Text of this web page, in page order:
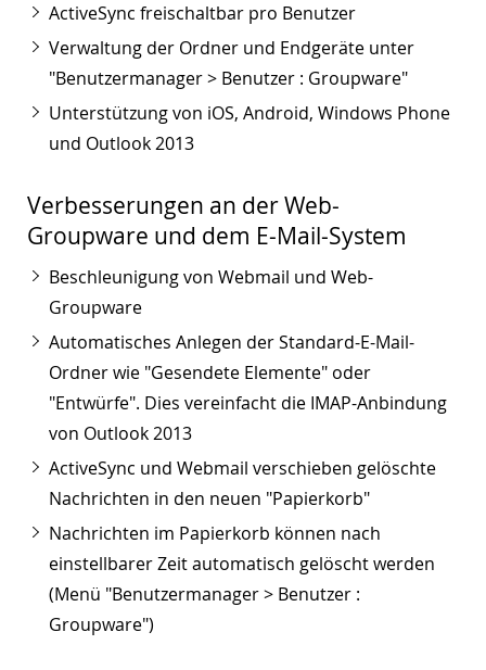
ActiveSync freischaltbar pro Benutzer
Verwaltung der Ordner und Endgeräte unter
"Benutzermanager > Benutzer : Groupware"
Unterstützung von iOS, Android, Windows Phone
und Outlook 2013
Verbesserungen an der Web-
Groupware und dem E-Mail-System
Beschleunigung von Webmail und Web-
Groupware
Automatisches Anlegen der Standard-E-Mail-
Ordner wie "Gesendete Elemente" oder
"Entwürfe". Dies vereinfacht die IMAP-Anbindung
von Outlook 2013
ActiveSync und Webmail verschieben gelöschte
Nachrichten in den neuen "Papierkorb"
Nachrichten im Papierkorb können nach
einstellbarer Zeit automatisch gelöscht werden
(Menü "Benutzermanager > Benutzer :
Groupware")